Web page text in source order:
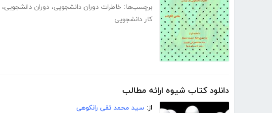
برچسب‌ها: خاطرات دوران دانشجویی، دوران دانشجویی،
کار دانشجویی
دانلود کتاب شیوه ارائه مطالب
از: سید محمد تقی رانکوهی